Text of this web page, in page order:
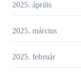
2025. április
2025. március
2025. február